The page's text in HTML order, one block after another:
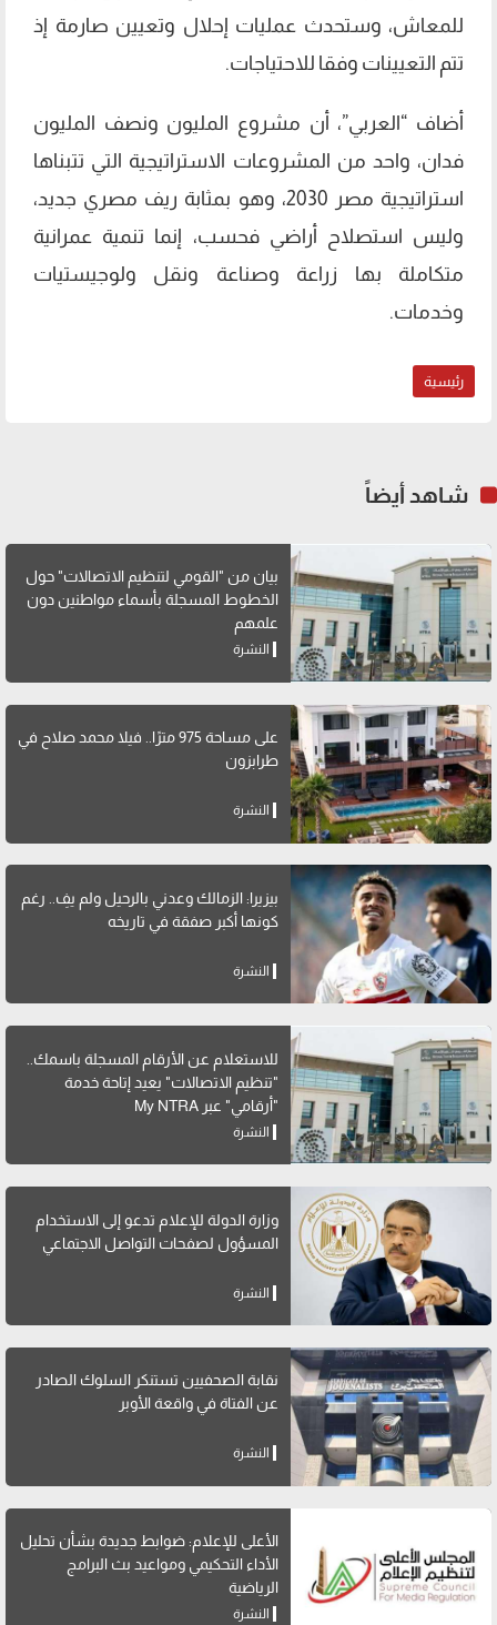
للمعاش، وستحدث عمليات إحلال وتعيين صارمة إذ
تتم التعيينات وفقا للاحتياجات.
أضاف “العربي”، أن مشروع المليون ونصف المليون
فدان، واحد من المشروعات الاستراتيجية التي تتبناها
استراتيجية مصر 2030، وهو بمثابة ريف مصري جديد،
وليس استصلاح أراضي فحسب، إنما تنمية عمرانية
متكاملة بها زراعة وصناعة ونقل ولوجيستيات
وخدمات.
رئيسية
شاهد أيضاً
بيان من "القومي لتنظيم الاتصالات" حول
الخطوط المسجلة بأسماء مواطنين دون
علمهم
النشرة
على مساحة 975 مترًا.. فيلا محمد صلاح في
طرابزون
النشرة
بيزيرا: الزمالك وعدني بالرحيل ولم يفِ.. رغم
كونها أكبر صفقة في تاريخه
النشرة
للاستعلام عن الأرقام المسجلة باسمك..
"تنظيم الاتصالات" يعيد إتاحة خدمة
"أرقامي" عبر My NTRA
النشرة
وزارة الدولة للإعلام تدعو إلى الاستخدام
المسؤول لصفحات التواصل الاجتماعي
النشرة
نقابة الصحفيين تستنكر السلوك الصادر
عن الفتاة في واقعة الأوبر
النشرة
الأعلى للإعلام: ضوابط جديدة بشأن تحليل
الأداء التحكيمي ومواعيد بث البرامج
الرياضية
النشرة